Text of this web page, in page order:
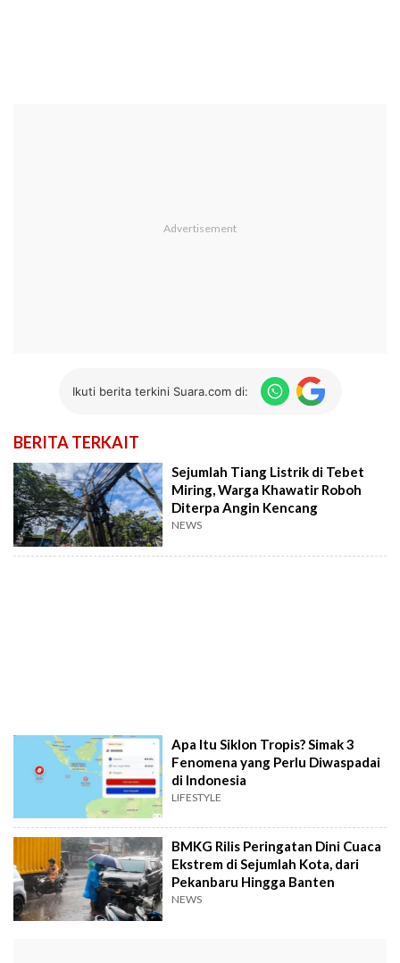
Ikuti berita terkini Suara.com di:
BERITA TERKAIT
Sejumlah Tiang Listrik di Tebet
Miring, Warga Khawatir Roboh
Diterpa Angin Kencang
NEWS
Apa Itu Siklon Tropis? Simak 3
Fenomena yang Perlu Diwaspadai
di Indonesia
LIFESTYLE
BMKG Rilis Peringatan Dini Cuaca
Ekstrem di Sejumlah Kota, dari
Pekanbaru Hingga Banten
NEWS